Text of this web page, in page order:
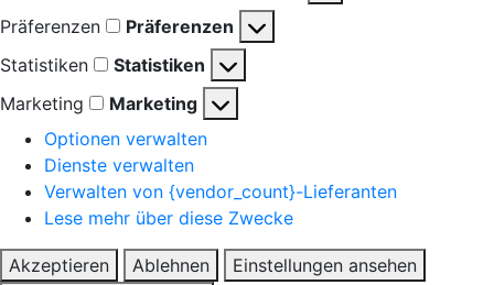
Präferenzen
Präferenzen
Statistiken
Statistiken
Marketing
Marketing
Optionen verwalten
Dienste verwalten
Verwalten von {vendor_count}-Lieferanten
Lese mehr über diese Zwecke
Akzeptieren Ablehnen
Einstellungen ansehen